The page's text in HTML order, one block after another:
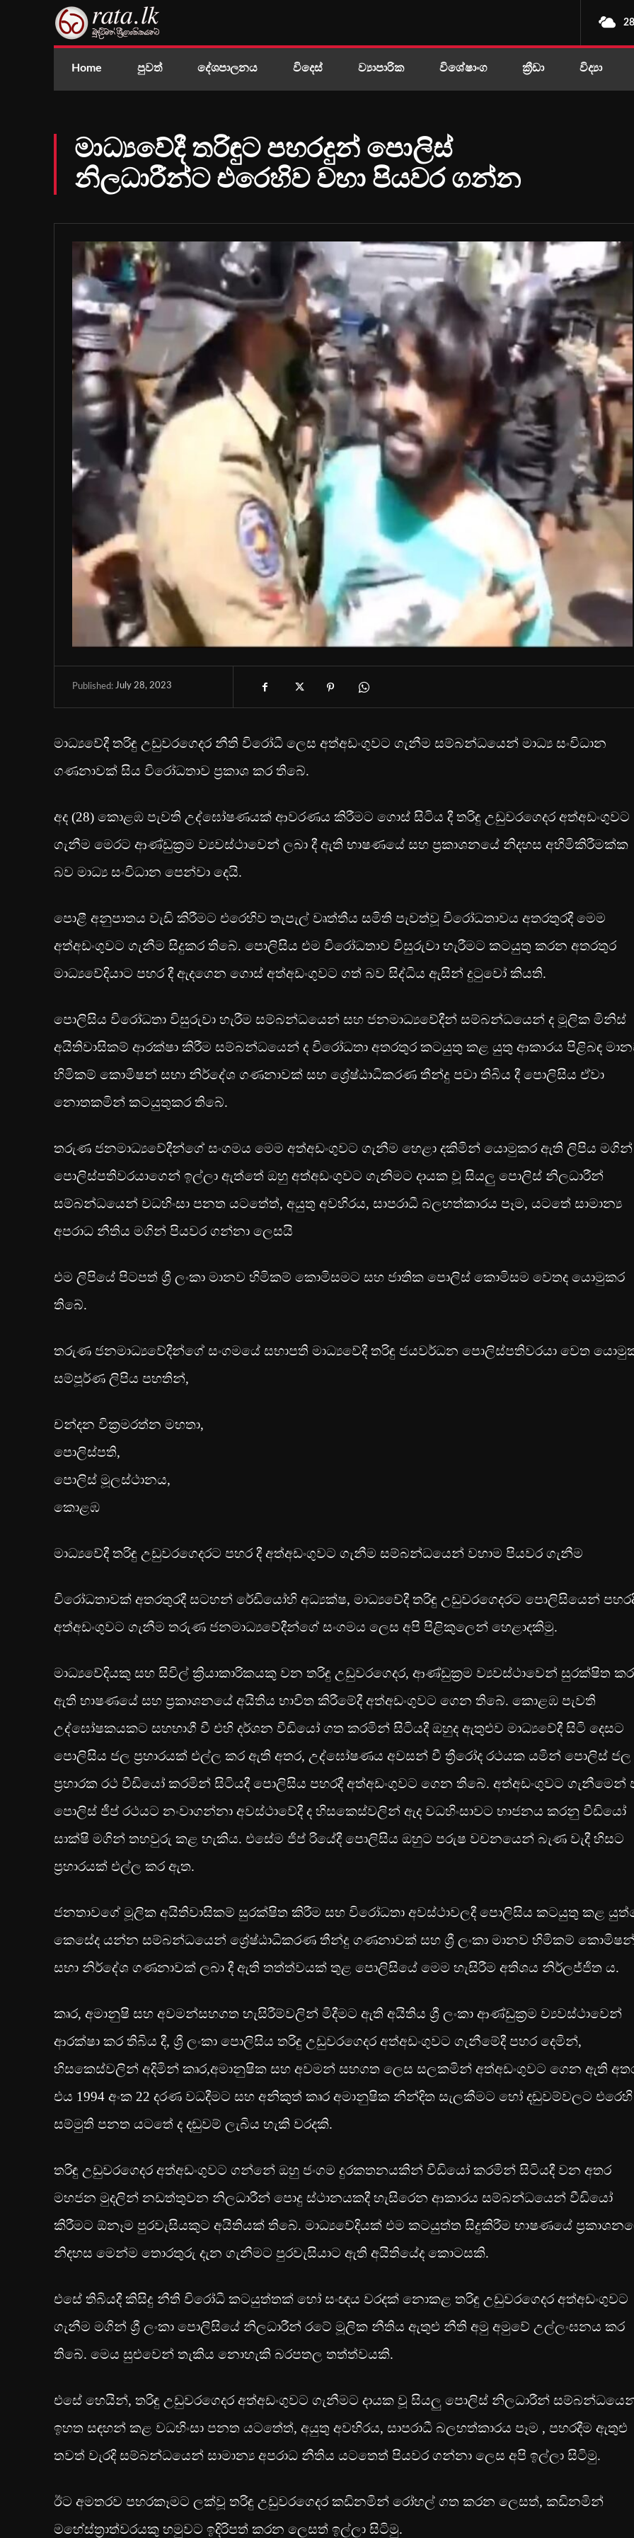
Home පුවත් දේශපාලනය විදෙස් ව්‍යාපාරික විශේෂාංග ක්‍රීඩා විද්‍යා
මාධ්‍යවේදී තරිඳුට පහරදුන් පොලිස්
නිලධාරීන්ට එරෙහිව වහා පියවර ගන්න
Published: July 28, 2023
මාධ්‍යවේදී තරිඳු උඩුවරගෙදර නීති විරෝධී ලෙස අත්අඩංගුවට ගැනීම සම්බන්ධයෙන් මාධ්‍ය සංවිධාන
ගණනාවක් සිය විරෝධතාව ප්‍රකාශ කර තිබේ.
අද (28) කොළඹ පැවති උද්ඝෝෂණයක් ආවරණය කිරීමට ගොස් සිටිය දී තරිඳු උඩුවරගෙදර අත්අඩංගුවට
ගැනීම මෙරට ආණ්ඩුක්‍රම ව්‍යවස්ථාවෙන් ලබා දී ඇති භාෂණයේ සහ ප්‍රකාශනයේ නිදහස අහිමිකිරීමක්ක
බව මාධ්‍ය සංවිධාන පෙන්වා දෙයි.
පොළී අනුපාතය වැඩි කිරීමට එරෙහිව තැපැල් වෘත්තීය සමිති පැවත්වූ විරෝධතාවය අතරතුරදී මෙම
අත්අඩංගුවට ගැනීම සිදුකර තිබේ. පොලිසිය එම විරෝධතාව විසුරුවා හැරීමට කටයුතු කරන අතරතුර
මාධ්‍යවේදියාට පහර දී ඇදගෙන ගොස් අත්අඩංගුවට ගත් බව සිද්ධිය ඇසින් දුටුවෝ කියති.
පොලිසිය විරෝධතා විසුරුවා හැරීම සම්බන්ධයෙන් සහ ජනමාධ්‍යවේදීන් සම්බන්ධයෙන් ද මූලික මිනිස්
අයිතිවාසිකම් ආරක්ෂා කිරීම සම්බන්ධයෙන් ද විරෝධතා අතරතුර කටයුතු කළ යුතු ආකාරය පිළිබඳ
හිමිකම් කොමිෂන් සභා නිර්දේශ ගණනාවක් සහ ශ්‍රේෂ්ඨාධිකරණ තීන්දු පවා තිබිය දී පොලිසිය ඒවා
නොතකමින් කටයුතුකර තිබේ.
තරුණ ජනමාධ්‍යවේදීන්ගේ සංගමය මෙම අත්අඩංගුවට ගැනීම හෙළා දකිමින් යොමුකර ඇති ලිපිය මගින්
පොලිස්පතිවරයාගෙන් ඉල්ලා ඇත්තේ ඔහු අත්අඩංගුවට ගැනිමට දායක වූ සියලු පොලිස් නිලධාරීන්
සම්බන්ධයෙන් වධහිංසා පනත යටතේත්, අයුතු අවහිරය, සාපරාධී බලහත්කාරය පෑම, යටතේ සාමාන්‍ය
අපරාධ නීතිය මගින් පියවර ගන්නා ලෙසයි
එම ලිපියේ පිටපත් ශ්‍රී ලංකා මානව හිමිකම් කොමිසමට සහ ජාතික පොලිස් කොමිසම වෙතද යොමුකර
තිබේ.
තරුණ ජනමාධ්‍යවේදීන්ගේ සංගමයේ සභාපති මාධ්‍යවේදී තරිඳු ජයවර්ධන පොලිස්පතිවරයා වෙත
සම්පූර්ණ ලිපිය පහතින්,
චන්දන වික්‍රමරත්න මහතා,
පොලිස්පති,
පොලිස් මූලස්ථානය,
කොළඹ
මාධ්‍යවේදී තරිඳු උඩුවරගෙදරට පහර දී අත්අඩංගුවට ගැනීම සම්බන්ධයෙන් වහාම පියවර ගැනීම
විරෝධතාවක් අතරතුරදී සටහන් රේඩියෝහි අධ්‍යක්ෂ, මාධ්‍යවේදී තරිඳු උඩුවරගෙදරට පොලිසියෙන්
අත්අඩංගුවට ගැනීම තරුණ ජනමාධ්‍යවේදීන්ගේ සංගමය ලෙස අපි පිළිකුලෙන් හෙළාදකිමු.
මාධ්‍යවේදියකු සහ සිවිල් ක්‍රියාකාරිකයකු වන තරිඳු උඩුවරගෙදර, ආණ්ඩුක්‍රම ව්‍යවස්ථාවෙන් සුරක්ෂිත කර
ඇති භාෂණයේ සහ ප්‍රකාශනයේ අයිතිය භාවිත කිරීමේදී අත්අඩංගුවට ගෙන තිබේ. කොළඹ පැවති
උද්ඝෝෂකයකට සහභාගී වී එහි දර්ශන වීඩියෝ ගත කරමින් සිටියදී ඔහුද ඇතුළුව මාධ්‍යවේදී සිටි දෙසට
පොලිසිය ජල ප්‍රහාරයක් එල්ල කර ඇති අතර, උද්ඝෝෂණය අවසන් වී ත්‍රීරෝද රථයක යමින් පොලිස් ජල
ප්‍රහාරක රථ වීඩියෝ කරමින් සිටියදී පොලිසිය පහරදී අත්අඩංගුවට ගෙන තිබේ. අත්අඩංගුවට ගැනීමෙන්
පොලිස් ජීප් රථයට නංවාගන්නා අවස්ථාවේදී ද හිසකෙස්වලින් ඇද වධහිංසාවට භාජනය කරනු වීඩියෝ
සාක්ෂි මගින් තහවුරු කළ හැකිය. එසේම ජිප් රියේදී පොලිසිය ඔහුට පරුෂ වචනයෙන් බැණ වැදී හිසට
ප්‍රහාරයක් එල්ල කර ඇත.
ජනතාවගේ මූලික අයිතිවාසිකම් සුරක්ෂිත කිරීම සහ විරෝධතා අවස්ථාවලදී පොලිසිය කටයුතු කළ
කෙසේද යන්න සම්බන්ධයෙන් ශ්‍රේෂ්ඨාධිකරණ තීන්දු ගණනාවක් සහ ශ්‍රී ලංකා මානව හිමිකම්
සභා නිර්දේශ ගණනාවක් ලබා දී ඇති තත්ත්වයක් තුළ පොලිසියේ මෙම හැසිරීම අතිශය නිර්ලජ්ජිත ය.
කෘර, අමානුෂි සහ අවමන්සහගත හැසිරීම්වලින් මිදීමට ඇති අයිතිය ශ්‍රී ලංකා ආණ්ඩුක්‍රම ව්‍යවස්ථාවෙන්
ආරක්ෂා කර තිබිය දී, ශ්‍රී ලංකා පොලිසිය තරිඳු උඩුවරගෙදර අත්අඩංගුවට ගැනීමේදී පහර දෙමින්,
හිසකෙස්වලින් අදිමින් කෘර,අමානුෂික සහ අවමන් සහගත ලෙස සලකමින් අත්අඩංගුවට ගෙන ඇති
එය 1994 අංක 22 දරණ වධදීමට සහ අනිකුත් කෘර අමානුෂික නින්දිත සැලකීමට හෝ දඬුවම්වලට
සම්මුති පනත යටතේ ද දඬුවම් ලැබිය හැකි වරදකි.
තරිඳු උඩුවරගෙදර අත්අඩංගුවට ගන්නේ ඔහු ජංගම දුරකතනයකින් වීඩියෝ කරමින් සිටියදී වන අතර
මහජන මුදලින් නඩත්තුවන නිලධාරීන් පොදු ස්ථානයකදී හැසිරෙන ආකාරය සම්බන්ධයෙන් වීඩියෝ
කිරීමට ඕනෑම පුරවැසියකුට අයිතියක් තිබේ. මාධ්‍යවේදියක් එම කටයුත්ත සිදුකිරීම භාෂණයේ
නිදහස මෙන්ම තොරතුරු දැන ගැනීමට පුරවැසියාට ඇති අයිතියේද කොටසකි.
එසේ තිබියදී කිසිදු නීති විරෝධී කටයුත්තක් හෝ සංඥය වරදක් නොකළ තරිඳු උඩුවරගෙදර අත්අඩංගුවට
ගැනීම මගින් ශ්‍රී ලංකා පොලිසියේ නිලධාරීන් රටේ මූලික නීතිය ඇතුළු නීති අමු අමුවේ උල්ලංඝනය කර
තිබේ. මෙය සුළුවෙන් තැකිය නොහැකි බරපතල තත්ත්වයකි.
එසේ හෙයින්, තරිඳු උඩුවරගෙදර අත්අඩංගුවට ගැනීමට දායක වූ සියලු පොලිස් නිලධාරීන්
ඉහත සඳහන් කළ වධහිංසා පනත යටතේත්, අයුතු අවහිරය, සාපරාධී බලහත්කාරය පෑම , පහරදීම ඇතුළු
තවත් වැරදි සම්බන්ධයෙන් සාමාන්‍ය අපරාධ නීතිය යටතෙත් පියවර ගන්නා ලෙස අපි ඉල්ලා සිටිමු.
ඊට අමතරව පහරකෑමට ලක්වූ තරිඳු උඩුවරගෙදර කඩිනමින් රෝහල් ගත කරන ලෙසත්, කඩිනමින්
මහේස්ත්‍රාත්වරයකු හමුවට ඉදිරිපත් කරන ලෙසත් ඉල්ලා සිටිමු.